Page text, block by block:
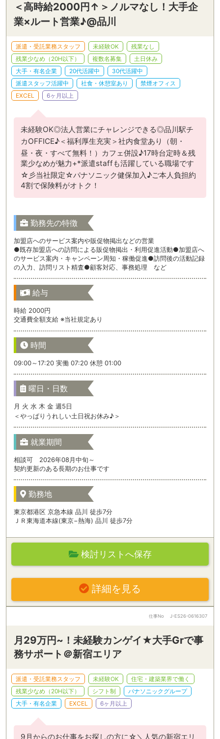
＜高時給2000円↑＞ノルマなし！大手企
業×ルート営業♪@品川
派遣・受託業務スタッフ 未経験OK
残業なし
残業少なめ（20H以下）
複数名募集
土日休み
大手・有名企業
20代活躍中
30代活躍中
派遣スタッフ活躍中
社食・休憩室あり
禁煙オフィス
EXCEL
6ヶ月以上
未経験OK◎法人営業にチャレンジできる◎品川駅チ
カOFFICE♪＜福利厚生充実＞社内食堂あり（朝・
昼・夜・すべて無料！）カフェ併設♪17時台定時＆残
業少なめが魅力+*派遣staffも活躍している職場です
☆彡当社限定☆パナソニック健保加入♪ご本人負担約
4割で保険料がオトク！
勤務先の特徴
加盟店へのサービス案内や販促物掲出などの営業
●既存加盟店への訪問による販促物掲出・利用促進活動●加盟店へ
のサービス案内・キャンペーン周知・稼働促進●訪問後の活動記録
の入力、訪問リスト精査●顧客対応、事務処理 など
給与
時給 2000円
交通費全額支給 ※当社規定あり
時間
09:00～17:20 実働 07:20 休憩 01:00
曜日・日数
月 火 水 木 金 週5日
＜やっぱりうれしい土日祝お休み♪＞
就業期間
相談可 2026年08月中旬～
契約更新のある長期のお仕事です
勤務地
東京都港区 京急本線 品川 徒歩7分
ＪＲ東海道本線(東京−熱海) 品川 徒歩7分
検討リストへ保存
詳細を見る
仕事No J-ES26-0616307
月29万円~！未経験カンゲイ★大手Grで事
務サポート＠新宿エリア
派遣・受託業務スタッフ 未経験OK
住宅・建築業界で働く
残業少なめ（20H以下）
シフト制
パナソニックグループ
大手・有名企業
EXCEL 6ヶ月以上
9月からのお仕事をお探しの方に☆＼人気の新宿エリ